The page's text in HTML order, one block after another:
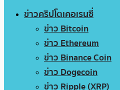
ข่าวคริปโตเคอเรนซี่
ข่าว Bitcoin
ข่าว Ethereum
ข่าว Binance Coin
ข่าว Dogecoin
ข่าว Ripple (XRP)